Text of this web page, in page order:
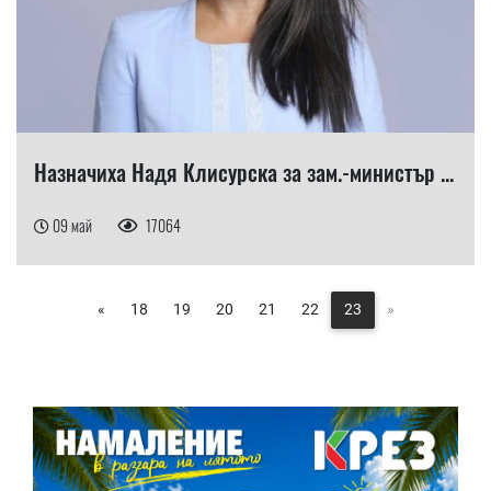
Назначиха Надя Клисурска за зам.-министър ...
09 май 17064
« 18 19 20 21 22 23 »